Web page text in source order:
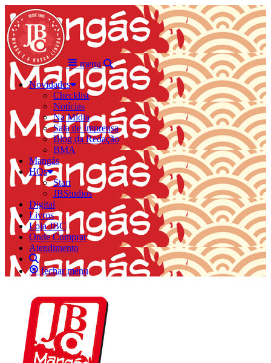
menu
Novidades
Checklist
Notícias
Na Mídia
Sala de Imprensa
Blog da Redação
BMA
Mangás
HQs
Start
JBStudios
Digital
Livros
Loja JBC
Onde Comprar
Atendimento
fechar menu